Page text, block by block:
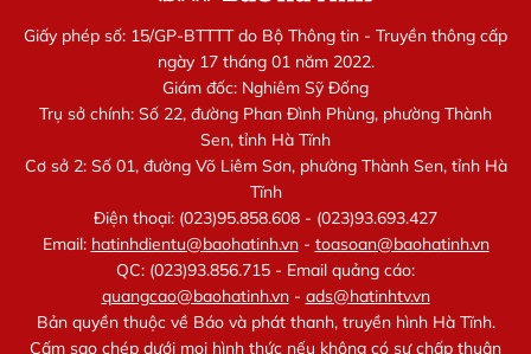
Giấy phép số: 15/GP-BTTTT do Bộ Thông tin - Truyền thông cấp
ngày 17 tháng 01 năm 2022.
Giám đốc: Nghiêm Sỹ Đống
Trụ sở chính: Số 22, đường Phan Đình Phùng, phường Thành
Sen, tỉnh Hà Tĩnh
Cơ sở 2: Số 01, đường Võ Liêm Sơn, phường Thành Sen, tỉnh Hà
Tĩnh
Điện thoại: (023)95.858.608 - (023)93.693.427
Email: hatinhdientu@baohatinh.vn- toasoan@baohatinh.vn
QC: (023)93.856.715 - Email quảng cáo:
quangcao@baohatinh.vn- ads@hatinhtv.vn
Bản quyền thuộc về Báo và phát thanh, truyền hình Hà Tĩnh.
Cấm sao chép dưới mọi hình thức nếu không có sự chấp thuận